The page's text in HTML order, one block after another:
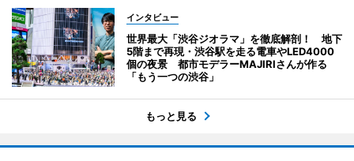
インタビュー
世界最大「渋谷ジオラマ」を徹底解剖！ 地下
5階まで再現・渋谷駅を走る電車やLED4000
個の夜景 都市モデラーMAJIRIさんが作る
「もう一つの渋谷」
もっと見る